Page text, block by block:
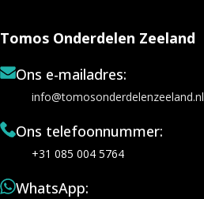
Tomos Onderdelen Zeeland
Ons e-mailadres:
info@tomosonderdelenzeeland.nl
Ons telefoonnummer:
+31 085 004 5764
WhatsApp: